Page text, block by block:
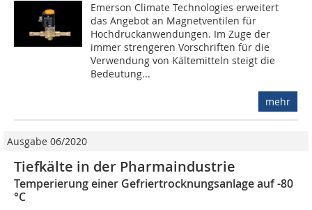
Emerson Climate Technologies erweitert
das Angebot an Magnetventilen für
Hochdruckanwendungen. Im Zuge der
immer strengeren Vorschriften für die
Verwendung von Kältemitteln steigt die
Bedeutung...
mehr
Ausgabe 06/2020
Tiefkälte in der Pharmaindustrie
Temperierung einer Gefriertrocknungsanlage auf -80
°C